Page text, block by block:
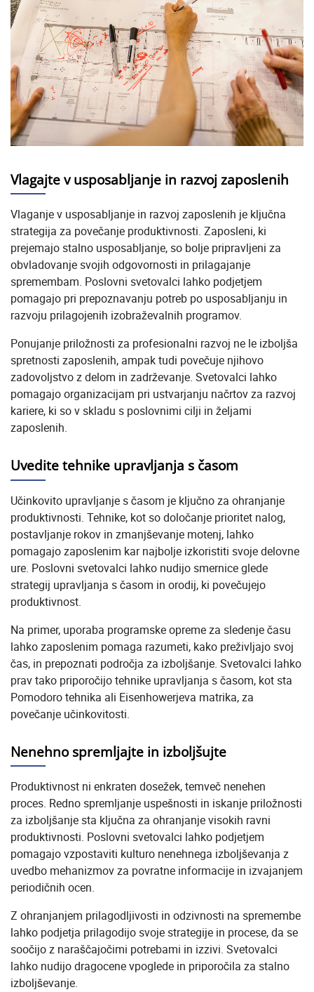
Vlagajte v usposabljanje in razvoj zaposlenih
Vlaganje v usposabljanje in razvoj zaposlenih je ključna
strategija za povečanje produktivnosti. Zaposleni, ki
prejemajo stalno usposabljanje, so bolje pripravljeni za
obvladovanje svojih odgovornosti in prilagajanje
spremembam. Poslovni svetovalci lahko podjetjem
pomagajo pri prepoznavanju potreb po usposabljanju in
razvoju prilagojenih izobraževalnih programov.
Ponujanje priložnosti za profesionalni razvoj ne le izboljša
spretnosti zaposlenih, ampak tudi povečuje njihovo
zadovoljstvo z delom in zadrževanje. Svetovalci lahko
pomagajo organizacijam pri ustvarjanju načrtov za razvoj
kariere, ki so v skladu s poslovnimi cilji in željami
zaposlenih.
Uvedite tehnike upravljanja s časom
Učinkovito upravljanje s časom je ključno za ohranjanje
produktivnosti. Tehnike, kot so določanje prioritet nalog,
postavljanje rokov in zmanjševanje motenj, lahko
pomagajo zaposlenim kar najbolje izkoristiti svoje delovne
ure. Poslovni svetovalci lahko nudijo smernice glede
strategij upravljanja s časom in orodij, ki povečujejo
produktivnost.
Na primer, uporaba programske opreme za sledenje času
lahko zaposlenim pomaga razumeti, kako preživljajo svoj
čas, in prepoznati področja za izboljšanje. Svetovalci lahko
prav tako priporočijo tehnike upravljanja s časom, kot sta
Pomodoro tehnika ali Eisenhowerjeva matrika, za
povečanje učinkovitosti.
Nenehno spremljajte in izboljšujte
Produktivnost ni enkraten dosežek, temveč nenehen
proces. Redno spremljanje uspešnosti in iskanje priložnosti
za izboljšanje sta ključna za ohranjanje visokih ravni
produktivnosti. Poslovni svetovalci lahko podjetjem
pomagajo vzpostaviti kulturo nenehnega izboljševanja z
uvedbo mehanizmov za povratne informacije in izvajanjem
periodičnih ocen.
Z ohranjanjem prilagodljivosti in odzivnosti na spremembe
lahko podjetja prilagodijo svoje strategije in procese, da se
soočijo z naraščajočimi potrebami in izzivi. Svetovalci
lahko nudijo dragocene vpoglede in priporočila za stalno
izboljševanje.